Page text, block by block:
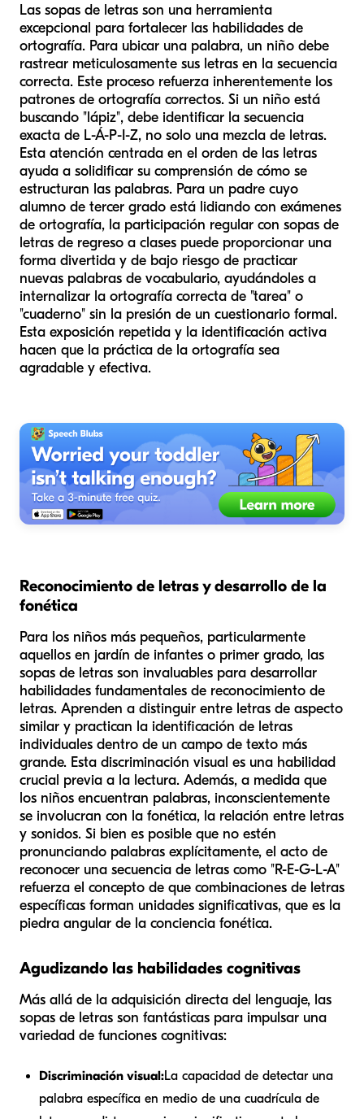
Las sopas de letras son una herramienta
excepcional para fortalecer las habilidades de
ortografía. Para ubicar una palabra, un niño debe
rastrear meticulosamente sus letras en la secuencia
correcta. Este proceso refuerza inherentemente los
patrones de ortografía correctos. Si un niño está
buscando "lápiz", debe identificar la secuencia
exacta de L-Á-P-I-Z, no solo una mezcla de letras.
Esta atención centrada en el orden de las letras
ayuda a solidificar su comprensión de cómo se
estructuran las palabras. Para un padre cuyo
alumno de tercer grado está lidiando con exámenes
de ortografía, la participación regular con sopas de
letras de regreso a clases puede proporcionar una
forma divertida y de bajo riesgo de practicar
nuevas palabras de vocabulario, ayudándoles a
internalizar la ortografía correcta de "tarea" o
"cuaderno" sin la presión de un cuestionario formal.
Esta exposición repetida y la identificación activa
hacen que la práctica de la ortografía sea
agradable y efectiva.
Reconocimiento de letras y desarrollo de la
fonética
Para los niños más pequeños, particularmente
aquellos en jardín de infantes o primer grado, las
sopas de letras son invaluables para desarrollar
habilidades fundamentales de reconocimiento de
letras. Aprenden a distinguir entre letras de aspecto
similar y practican la identificación de letras
individuales dentro de un campo de texto más
grande. Esta discriminación visual es una habilidad
crucial previa a la lectura. Además, a medida que
los niños encuentran palabras, inconscientemente
se involucran con la fonética, la relación entre letras
y sonidos. Si bien es posible que no estén
pronunciando palabras explícitamente, el acto de
reconocer una secuencia de letras como "R-E-G-L-A"
refuerza el concepto de que combinaciones de letras
específicas forman unidades significativas, que es la
piedra angular de la conciencia fonética.
Agudizando las habilidades cognitivas
Más allá de la adquisición directa del lenguaje, las
sopas de letras son fantásticas para impulsar una
variedad de funciones cognitivas:
Discriminación visual:La capacidad de detectar una
palabra específica en medio de una cuadrícula de